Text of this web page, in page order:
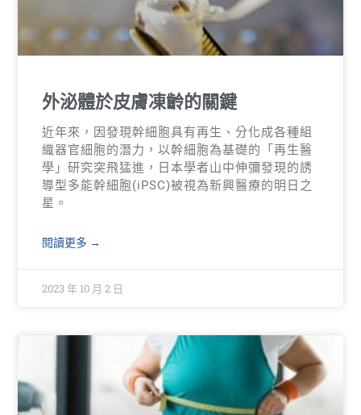
外泌體於皮膚凍齡的關鍵
近年來，因發現幹細胞具有再生、分化成各種組
織器官細胞的潛力，以幹細胞為基礎的「再生醫
學」研究突飛猛進，日本學者山中伸彌發現的誘
導型多能幹細胞(iPSC)被視為新興醫療的明日之
星。
閱讀更多 →
2023 年 10 月 2 日